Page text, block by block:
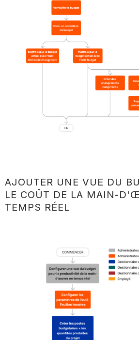
AJOUTER UNE VUE DU
LE COÛT DE LA MAIN-
TEMPS RÉEL